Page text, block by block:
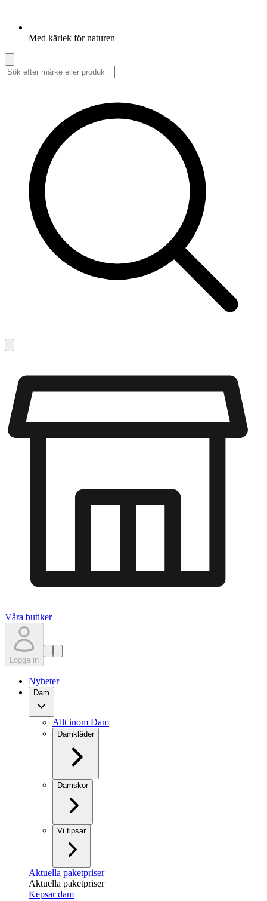
Med kärlek för naturen
Våra butiker
Logga in
Nyheter
Dam
Allt inom Dam
Damkläder
Damskor
Vi tipsar
Aktuella paketpriser
Aktuella paketpriser
Kepsar dam